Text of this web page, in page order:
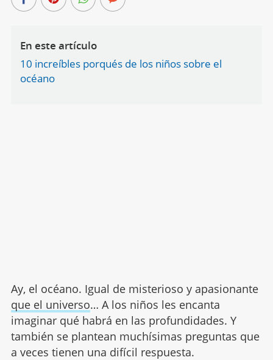
En este artículo
10 increíbles porqués de los niños sobre el
océano
Ay, el océano. Igual de misterioso y apasionante
que el universo… A los niños les encanta
imaginar qué habrá en las profundidades. Y
también se plantean muchísimas preguntas que
a veces tienen una difícil respuesta.